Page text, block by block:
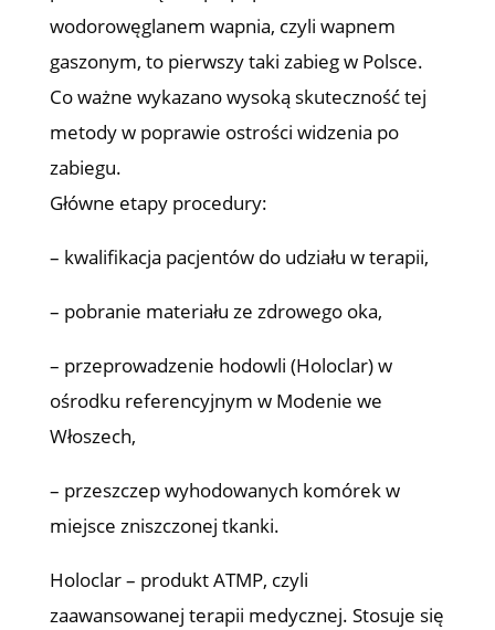
wodorowęglanem wapnia, czyli wapnem
gaszonym, to pierwszy taki zabieg w Polsce.
Co ważne wykazano wysoką skuteczność tej
metody w poprawie ostrości widzenia po
zabiegu.
Główne etapy procedury:
– kwalifikacja pacjentów do udziału w terapii,
– pobranie materiału ze zdrowego oka,
– przeprowadzenie hodowli (Holoclar) w
ośrodku referencyjnym w Modenie we
Włoszech,
– przeszczep wyhodowanych komórek w
miejsce zniszczonej tkanki.
Holoclar – produkt ATMP, czyli
zaawansowanej terapii medycznej. Stosuje się